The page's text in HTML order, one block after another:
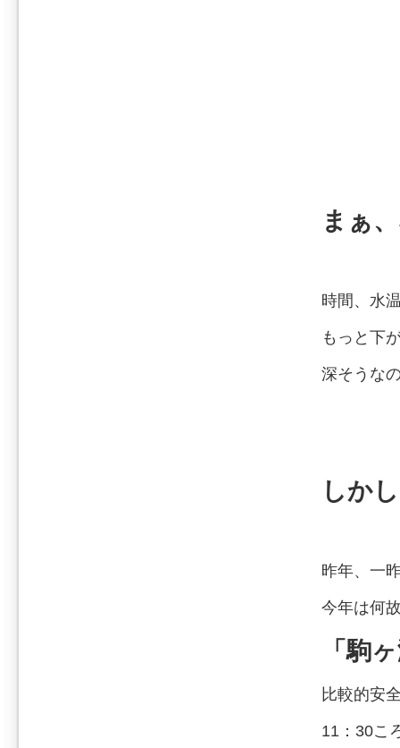
まぁ
時間、水
もっと下
深そうな
しか
昨年、一
今年は何
「駒
比較的安
11：30こ